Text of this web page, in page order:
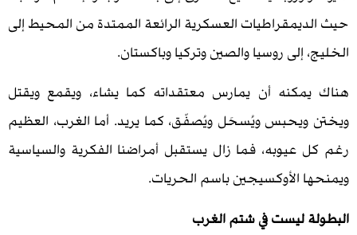
العسكرية الرائعة الممتدة من المحيط إلى
روسيا والصين وتركيا وباكستان.
أن يمارس معتقداته كما يشاء، ويقمع ويقتل
ويُسحَل ويُصفّق، كما يريد. أما الغرب، العظيم
فما زال يستقبل أمراضنا الفكرية والسياسية
الأوكسيجين باسم الحريات.
ليست في شتم الغرب